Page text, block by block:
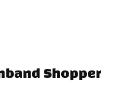
Shopper